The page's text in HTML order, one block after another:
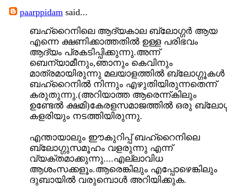
paarppidam said...
ബഹ്‌റൈനിലെ ആദ്യകാല ബ്ലോഗ്ഗർ ആയ
എന്നെ ക്ഷണിക്കാത്തതിൽ ഉള്ള പരിഭവം
ആദ്യം പ്രകടിപ്പിക്കുന്നു.അന്ന്
ബെന്യാമീനും,ഞാനും കെവിനും
മാത്രമായിരുന്നു മലയാളത്തിൽ ബ്ലോഗ്ഗൂകൾ
ബഹ്‌റൈനിൽ നിന്നും എഴുതിയിരുന്നതെന്ന്
കരുതുന്നു.(അറിയാത്ത ആരെന്ന്കിലും
ഉണ്ടേൽ ക്ഷമി)കേരളസമാജത്തിൽ ഒരു
കളരിയും നടത്തിയിരുന്നു.
എന്തായാലും ഈകുറിപ്പ് ബഹ്‌റൈനിലെ
ബ്ലോഗ്ഗുസമൂഹം വളരുന്നു എന്ന്
വ്യക്തമാക്കുന്നു....എല്ലാവിധ
ആശംസക്കളൂം.ആരെങ്കിലും എപ്പോഴെങ്കിലും
ദുബായിൽ വരുമ്പൊൾ അറിയിക്കുക.